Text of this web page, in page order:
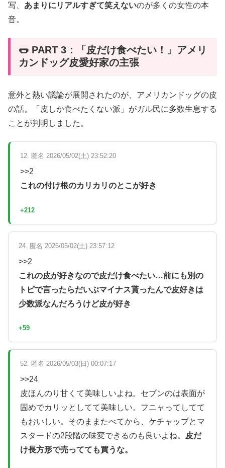
写、 あまりにリアルすぎて笑えないのが多くの女性の本
音。
🌭 PART 3：「皮だけ食べたい！」アメリ
カンドッグ皮愛好家の主張
意外と熱い議論が展開されたのが、アメリカンドッグの皮
の話。「皮しか食べたくない派」がガル民に多数生息する
ことが判明しました。
12. 匿名 2026/05/02(土) 23:52:20
>>2
これの付け根のカリカリのとこが好き
+212
24. 匿名 2026/05/02(土) 23:57:12
>>2
これの皮が好きなので皮だけ食べたい…前にも別の
トピで言ったらだいぶマイナス貰ったんで皮好きは
少数派なんだろうけど皮が好き
+59
52. 匿名 2026/05/03(日) 00:07:17
>>24
皮ほんのり甘くて美味しいよね。セブンのは表面が
固めでカリッとしてて美味しい。フニャってしてて
もおいしい。そのままたべてから、ケチャップとマ
スタードの2段階の味変できるのも良いよね。
皮だ
け長方形で売ってても買うな。